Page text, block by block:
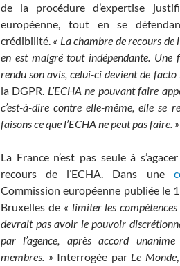
de la procédure d’expertise
européenne, tout en se
crédibilité. « La chambre de recours de
en est malgré tout indépendante.
rendu son avis, celui-ci devient de facto
la DGPR. L’ECHA ne pouvant faire
c’est-à-dire contre elle-même, elle se
faisons ce que l’ECHA ne peut pas faire. »
La France n’est pas seule à
recours de l’ECHA. Dans une
Commission européenne publiée le
Bruxelles de « limiter les compétences
devrait pas avoir le pouvoir
par l’agence, après accord
membres. » Interrogée par Le Monde